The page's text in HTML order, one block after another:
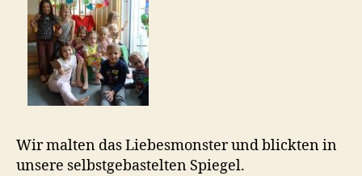
Wir malten das Liebesmonster und blickten in
unsere selbstgebastelten Spiegel.